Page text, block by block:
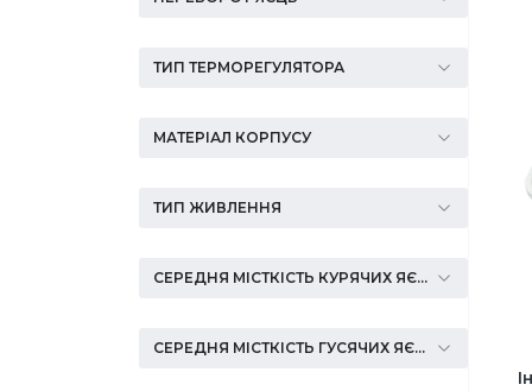
ТИП ТЕРМОРЕГУЛЯТОРА
МАТЕРІАЛ КОРПУСУ
ТИП ЖИВЛЕННЯ
СЕРЕДНЯ МІСТКІСТЬ КУРЯЧИХ ЯЄЦЬ
СЕРЕДНЯ МІСТКІСТЬ ГУСЯЧИХ ЯЄЦЬ